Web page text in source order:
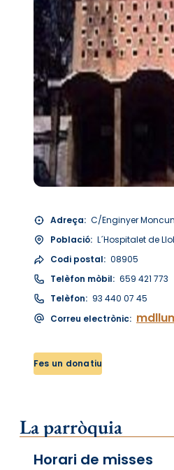
Adreça: C/Enginyer
Població: L´Hospitalet de
Codi postal: 08905
Telèfon mòbil: 659 421 773
Telèfon: 93 440 07 45
Correu electrònic:
Fes un donatiu
La parròquia
Horari de misses